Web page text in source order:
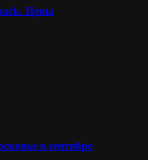
Цены
в сентябре